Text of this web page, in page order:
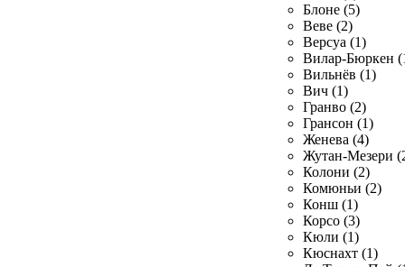
Блоне (5)
Веве (2)
Версуа (1)
Вилар-Бюркен
Вильнёв (1)
Вич (1)
Гранво (2)
Грансон (1)
Женева (4)
Жутан-Мезери
Колони (2)
Комюньи (2)
Конш (1)
Корсо (3)
Кюли (1)
Кюснахт (1)